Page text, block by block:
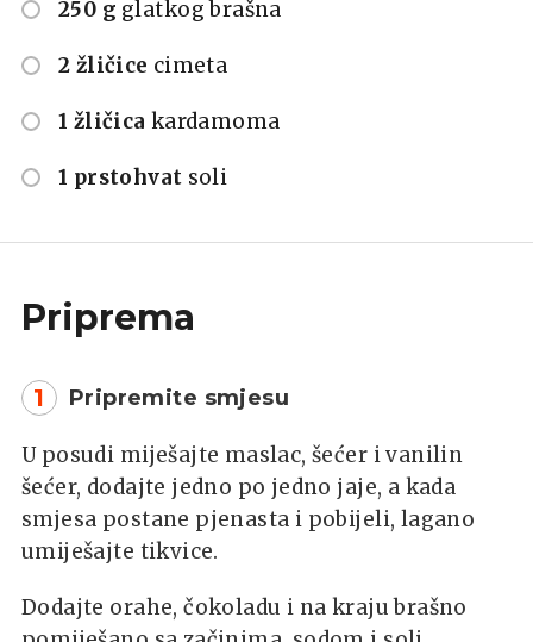
250 g glatkog brašna
2 žličice cimeta
1 žličica kardamoma
1 prstohvat soli
Priprema
1 Pripremite smjesu
U posudi miješajte maslac, šećer i vanilin
šećer, dodajte jedno po jedno jaje, a kada
smjesa postane pjenasta i pobijeli, lagano
umiješajte tikvice.
Dodajte orahe, čokoladu i na kraju brašno